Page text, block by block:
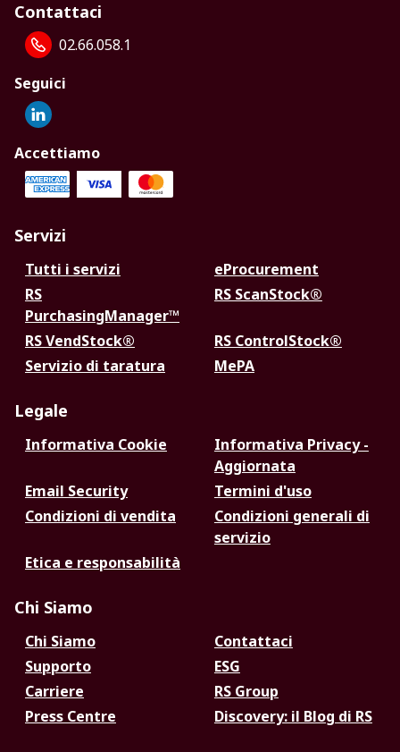
Contattaci
02.66.058.1
Seguici
Accettiamo
Servizi
Tutti i servizi
eProcurement
RS
PurchasingManager™
RS ScanStock®
RS VendStock®
RS ControlStock®
Servizio di taratura
MePA
Legale
Informativa Cookie
Informativa Privacy -
Aggiornata
Email Security
Termini d'uso
Condizioni di vendita
Condizioni generali di
servizio
Etica e responsabilità
Chi Siamo
Chi Siamo
Contattaci
Supporto
ESG
Carriere
RS Group
Press Centre
Discovery: il Blog di RS